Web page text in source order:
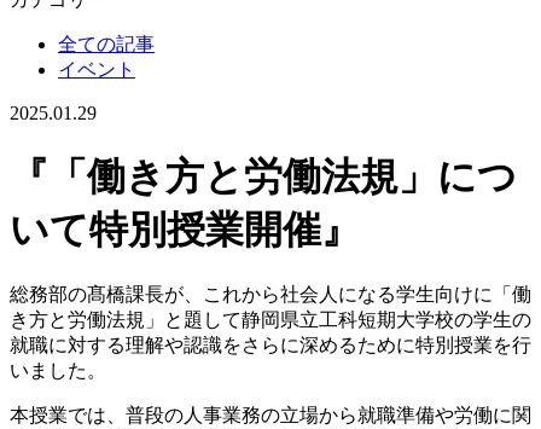
全ての記事
イベント
2025.01.29
『「働き方と労働法規」につ
いて特別授業開催』
総務部の髙橋課長が、これから社会人になる学生向けに「働
き方と労働法規」と題して静岡県立工科短期大学校の学生の
就職に対する理解や認識をさらに深めるために特別授業を行
いました。
本授業では、普段の人事業務の立場から就職準備や労働に関